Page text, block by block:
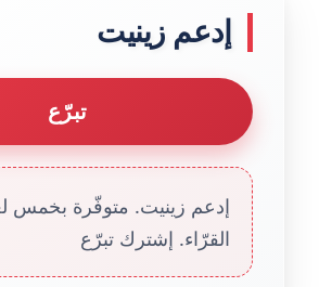
إدعم زينيت
تبرّع
إدعم زينيت. متوفّرة بخمس
القرّاء. إشترك تبرّع